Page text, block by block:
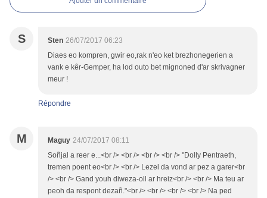
S Sten 26/07/2017 06:23
Diaes eo kompren, gwir eo,rak n'eo ket brezhonegerien a
vank e kêr-Gemper, ha lod outo bet mignoned d'ar skrivagner
meur !
Répondre
M Maguy 24/07/2017 08:11
Soñjal a reer e...<br /> <br /> <br /> <br /> "Dolly Pentraeth,
tremen poent eo<br /> <br /> Lezel da vond ar pez a garer<br
/> <br /> Gand youh diweza-oll ar hreiz<br /> <br /> Ma teu ar
peoh da respont dezañ."<br /> <br /> <br /> <br /> Na ped